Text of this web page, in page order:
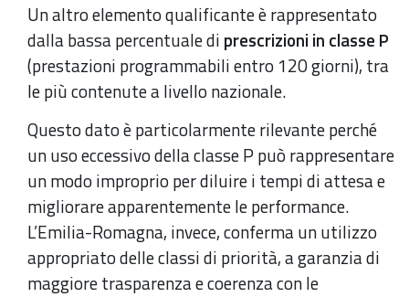
Un altro elemento qualificante è rappresentato
dalla bassa percentuale di prescrizioni in classe P
(prestazioni programmabili entro 120 giorni), tra
le più contenute a livello nazionale.
Questo dato è particolarmente rilevante perché
un uso eccessivo della classe P può rappresentare
un modo improprio per diluire i tempi di attesa e
migliorare apparentemente le performance.
L’Emilia-Romagna, invece, conferma un utilizzo
appropriato delle classi di priorità, a garanzia di
maggiore trasparenza e coerenza con le